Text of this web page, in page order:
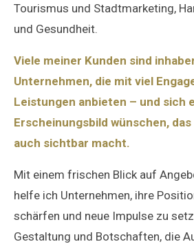
Tourismus und Stadtmarketing,
und Gesundheit.
Viele meiner Kunden sind
Unternehmen, die mit viel
Leistungen anbieten – und sich
Erscheinungsbild wünschen,
auch sichtbar macht.
Mit einem frischen Blick auf
helfe ich Unternehmen, ihre
schärfen und neue Impulse zu
Gestaltung und Botschaften, die